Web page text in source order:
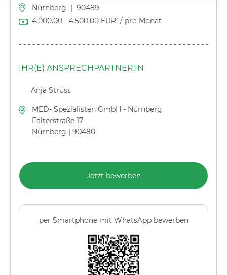
Nürnberg | 90489
4,000.00 - 4,500.00 EUR / pro Monat
IHR(E) ANSPRECHPARTNER:IN
Anja Struss
MED- Spezialisten GmbH - Nürnberg
Falterstraße 17
Nürnberg | 90480
Jetzt bewerben
per Smartphone mit WhatsApp bewerben